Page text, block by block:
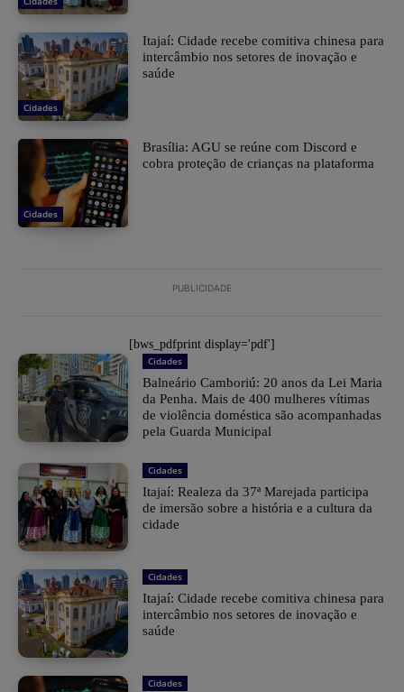
Cidades
Itajaí: Cidade recebe comitiva chinesa para
intercâmbio nos setores de inovação e
saúde
Cidades
Brasília: AGU se reúne com Discord e
cobra proteção de crianças na plataforma
PUBLICIDADE
[bws_pdfprint display='pdf']
Cidades
Balneário Camboriú: 20 anos da Lei Maria
da Penha. Mais de 400 mulheres vítimas
de violência doméstica são acompanhadas
pela Guarda Municipal
Cidades
Itajaí: Realeza da 37ª Marejada participa
de imersão sobre a história e a cultura da
cidade
Cidades
Itajaí: Cidade recebe comitiva chinesa para
intercâmbio nos setores de inovação e
saúde
Cidades